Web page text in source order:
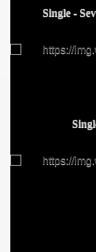
Single -